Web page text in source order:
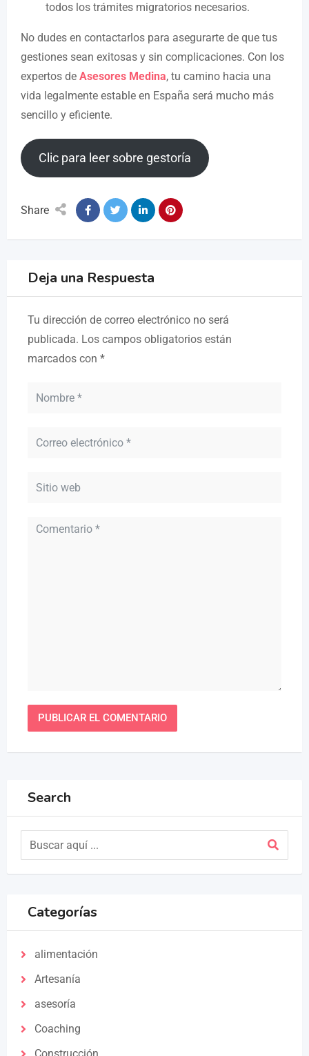
todos los trámites migratorios necesarios.
No dudes en contactarlos para asegurarte de que tus
gestiones sean exitosas y sin complicaciones. Con los
expertos de Asesores Medina, tu camino hacia una
vida legalmente estable en España será mucho más
sencillo y eficiente.
Clic para leer sobre gestoría
Share
Deja una Respuesta
Tu dirección de correo electrónico no será
publicada. Los campos obligatorios están
marcados con *
Search
Categorías
alimentación
Artesanía
asesoría
Coaching